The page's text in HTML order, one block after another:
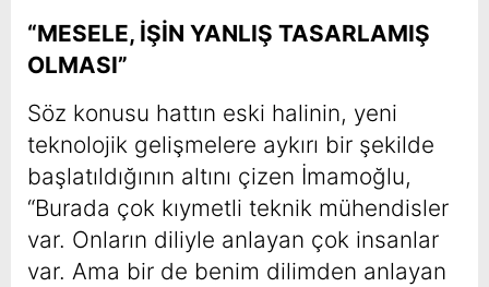
“MESELE, İŞİN YANLIŞ TASARLAMIŞ
OLMASI”
Söz konusu hattın eski halinin, yeni
teknolojik gelişmelere aykırı bir şekilde
başlatıldığının altını çizen İmamoğlu,
“Burada çok kıymetli teknik mühendisler
var. Onların diliyle anlayan çok insanlar
var. Ama bir de benim dilimden anlayan